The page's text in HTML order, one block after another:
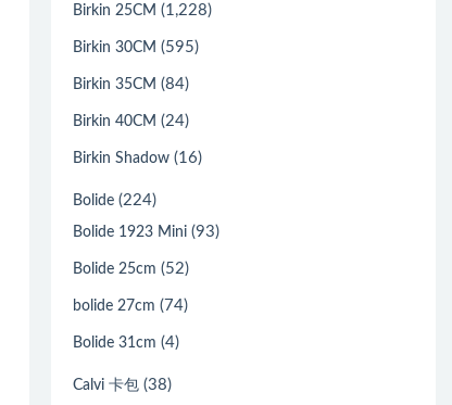
Birkin 25CM (1,228)
Birkin 30CM (595)
Birkin 35CM (84)
Birkin 40CM (24)
Birkin Shadow (16)
Bolide (224)
Bolide 1923 Mini (93)
Bolide 25cm (52)
bolide 27cm (74)
Bolide 31cm (4)
Calvi 卡包 (38)